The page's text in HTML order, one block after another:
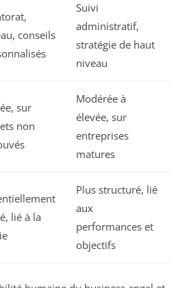
conseils
Suivi
administratif,
stratégie de haut
niveau
sur
non
Modérée à
élevée, sur
entreprises
matures
lié à la
Plus structuré, lié
aux
performances et
objectifs